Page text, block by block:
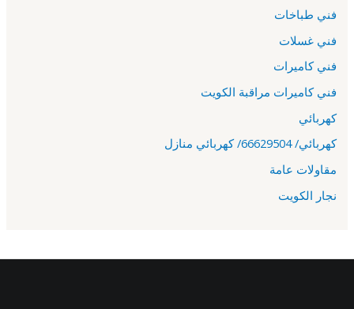
فني طباخات
فني غسلات
فني كاميرات
فني كاميرات مراقبة الكويت
كهربائي
كهربائي/ 66629504/ كهربائي منازل
مقاولات عامة
نجار الكويت